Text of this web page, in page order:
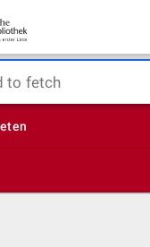
to fetch